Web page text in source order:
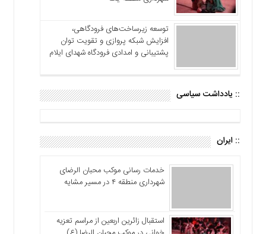
توسعه زیرساخت‌های فرودگاهی،
افزایش شبکه پروازی و تقویت توان
پشتیبانی و امدادی فرودگاه شهدای ایلام
:: یادداشت سیاسی
:: ایران
خدمات رسانی موکب محبان الرضای
شهرداری منطقه ۴ در مسیر مشایه
استقبال زائرین اربعین از مراسم تعزیه